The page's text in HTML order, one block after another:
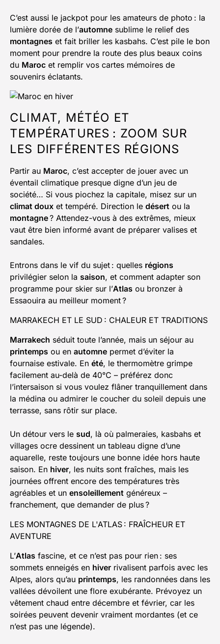
C’est aussi le jackpot pour les amateurs de photo : la
lumière dorée de l’automne sublime le relief des
montagnes et fait briller les kasbahs. C’est pile le bon
moment pour prendre la route des plus beaux coins
du Maroc et remplir vos cartes mémoires de
souvenirs éclatants.
CLIMAT, MÉTÉO ET
TEMPÉRATURES : ZOOM SUR
LES DIFFÉRENTES RÉGIONS
Partir au Maroc, c’est accepter de jouer avec un
éventail climatique presque digne d’un jeu de
société… Si vous piochez la capitale, misez sur un
climat doux et tempéré. Direction le désert ou la
montagne? Attendez-vous à des extrêmes, mieux
vaut être bien informé avant de préparer valises et
sandales.
Entrons dans le vif du sujet : quelles régions
privilégier selon la saison, et comment adapter son
programme pour skier sur l’Atlas ou bronzer à
Essaouira au meilleur moment ?
MARRAKECH ET LE SUD : CHALEUR ET TRADITIONS
Marrakech séduit toute l’année, mais un séjour au
printemps ou en automne permet d’éviter la
fournaise estivale. En été, le thermomètre grimpe
facilement au-delà de 40°C – préférez donc
l’intersaison si vous voulez flâner tranquillement dans
la médina ou admirer le coucher du soleil depuis une
terrasse, sans rôtir sur place.
Un détour vers le sud, là où palmeraies, kasbahs et
villages ocre dessinent un tableau digne d’une
aquarelle, reste toujours une bonne idée hors haute
saison. En hiver, les nuits sont fraîches, mais les
journées offrent encore des températures très
agréables et un ensoleillement généreux –
franchement, que demander de plus ?
LES MONTAGNES DE L'ATLAS : FRAÎCHEUR ET
AVENTURE
L’Atlas fascine, et ce n’est pas pour rien : ses
sommets enneigés en hiver rivalisent parfois avec les
Alpes, alors qu’au printemps, les randonnées dans les
vallées dévoilent une flore exubérante. Prévoyez un
vêtement chaud entre décembre et février, car les
soirées peuvent devenir vraiment mordantes (et ce
n’est pas une légende).